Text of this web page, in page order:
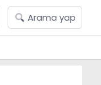
Arama yap